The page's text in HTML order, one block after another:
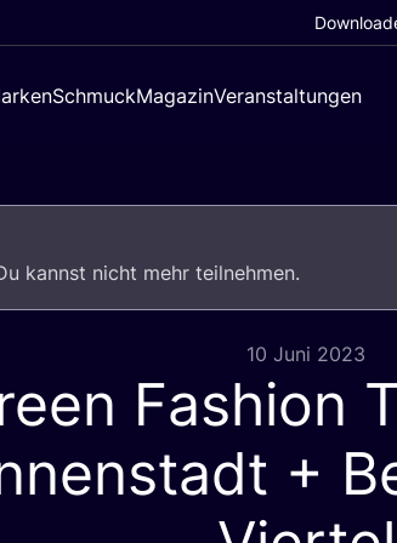
SchmuckMagazinVeranstaltungen
kannst nicht mehr teilnehmen.
10 Juni 2023
Fashion
+